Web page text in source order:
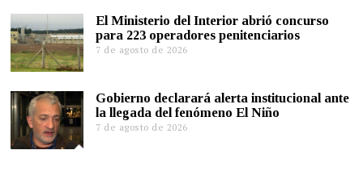
El Ministerio del Interior abrió concurso
para 223 operadores penitenciarios
7 de agosto de 2026
Gobierno declarará alerta institucional ante
la llegada del fenómeno El Niño
7 de agosto de 2026